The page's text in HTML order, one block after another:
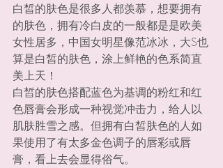
白皙的肤色是很多人都羡慕，想要拥有
的肤色，拥有冷白皮的一般都是是欧美
女性居多，中国女明星像范冰冰，大S也
算是白皙的肤色，涂上鲜艳的色系简直
美上天！
白皙的肤色搭配蓝色为基调的粉红和红
色唇膏会形成一种视觉冲击力，给人以
肌肤胜雪之感。但拥有白皙肤色的人如
果使用了有太多金色调子的唇彩或唇
膏，看上去会显得俗气。